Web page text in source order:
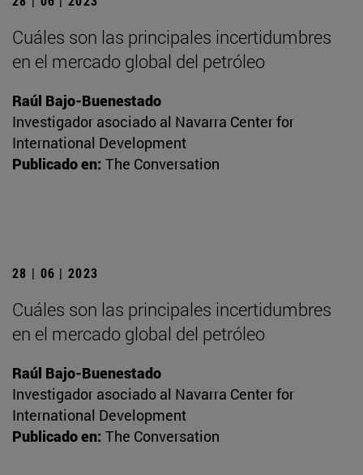
Cuáles son las principales incertidumbres
en el mercado global del petróleo
Raúl Bajo-Buenestado
Investigador asociado al Navarra Center for
International Development
Publicado en: The Conversation
28 | 06 | 2023
Cuáles son las principales incertidumbres
en el mercado global del petróleo
Raúl Bajo-Buenestado
Investigador asociado al Navarra Center for
International Development
Publicado en: The Conversation